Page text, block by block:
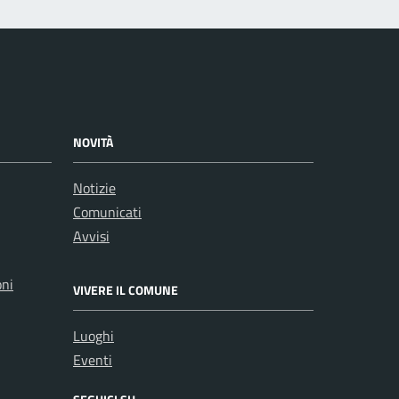
NOVITÀ
Notizie
Comunicati
Avvisi
VIVERE IL COMUNE
Luoghi
Eventi